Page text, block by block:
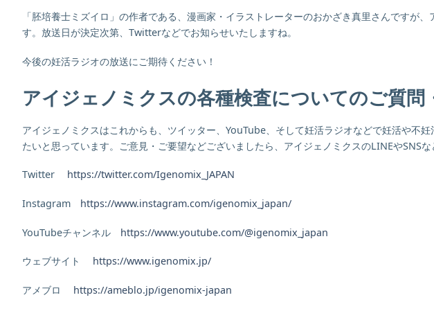
「胚培養士ミズイロ」の作者である、漫画家・イラストレーターのおかざき真里さんですが
す。放送日が決定次第、Twitterなどでお知らせいたしますね。
今後の妊活ラジオの放送にご期待ください！
アイジェノミクスの各種検査についてのご質問
アイジェノミクスはこれからも、ツイッター、YouTube、そして妊活ラジオなどで妊活や不
たいと思っています。ご意見・ご要望などございましたら、アイジェノミクスのLINEやSNSな
Twitter https://twitter.com/Igenomix_JAPAN
Instagram https://www.instagram.com/igenomix_japan/
YouTubeチャンネル https://www.youtube.com/@igenomix_japan
ウェブサイト https://www.igenomix.jp/
アメブロ https://ameblo.jp/igenomix-japan